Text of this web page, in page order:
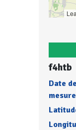
f4htb
Date